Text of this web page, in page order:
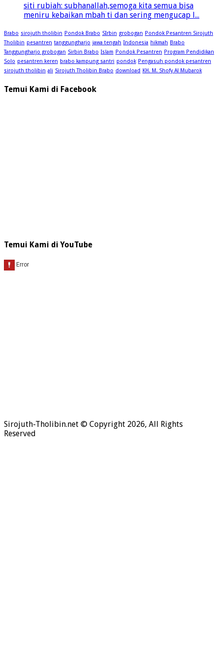
siti rubiah: subhanallah,semoga kita semua bisa
meniru kebaikan mbah ti dan sering mengucap l...
Brabo sirojuth tholibin Pondok Brabo SIrbin grobogan Pondok Pesantren Sirojuth
Tholibin pesantren tanggungharjo jawa tengah Indonesia hikmah Brabo
Tanggungharjo grobogan Sirbin Brabo Islam Pondok Pesantren Program Pendidikan
Solo pesantren keren brabo kampung santri pondok Pengasuh pondok pesantren
sirojuth tholibin ali Sirojuth Tholibin Brabo download KH. M. Shofy Al Mubarok
Temui Kami di Facebook
Temui Kami di YouTube
Sirojuth-Tholibin.net © Copyright 2026, All Rights
Reserved